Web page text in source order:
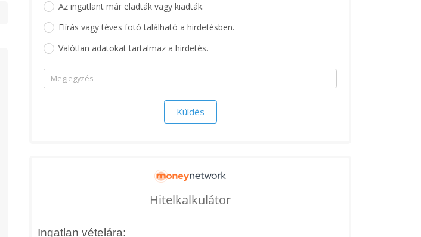
Az ingatlant már eladták vagy kiadták.
Elírás vagy téves fotó található a hirdetésben.
Valótlan adatokat tartalmaz a hirdetés.